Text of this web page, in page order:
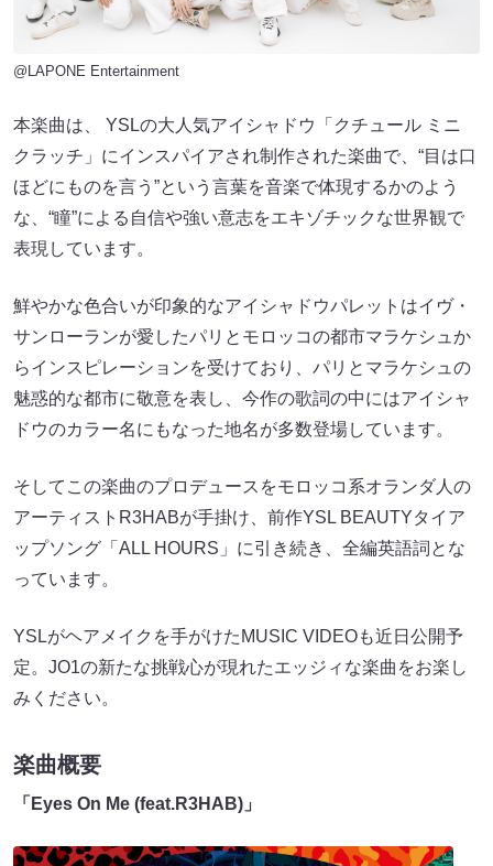
@LAPONE Entertainment
本楽曲は、 YSLの⼤⼈気アイシャドウ「クチュール ミニ
クラッチ」にインスパイアされ制作された楽曲で、“⽬は⼝
ほどにものを⾔う”という⾔葉を⾳楽で体現するかのよう
な、“瞳”による⾃信や強い意志をエキゾチックな世界観で
表現しています。
鮮やかな⾊合いが印象的なアイシャドウパレットはイヴ・
サンローランが愛したパリとモロッコの都市マラケシュか
らインスピレーションを受けており、パリとマラケシュの
魅惑的な都市に敬意を表し、今作の歌詞の中にはアイシャ
ドウのカラー名にもなった地名が多数登場しています。
そしてこの楽曲のプロデュースをモロッコ系オランダ⼈の
アーティストR3HABが⼿掛け、前作YSL BEAUTYタイア
ップソング「ALL HOURS」に引き続き、全編英語詞とな
っています。
YSLがヘアメイクを⼿がけたMUSIC VIDEOも近⽇公開予
定。JO1の新たな挑戦⼼が現れたエッジィな楽曲をお楽し
みください。
楽曲概要
「Eyes On Me (feat.R3HAB)」